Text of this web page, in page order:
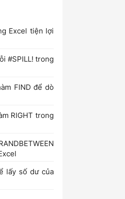
Excel tiện lợi
#SPILL! trong
FIND để dò
RIGHT trong
lấy số dư của